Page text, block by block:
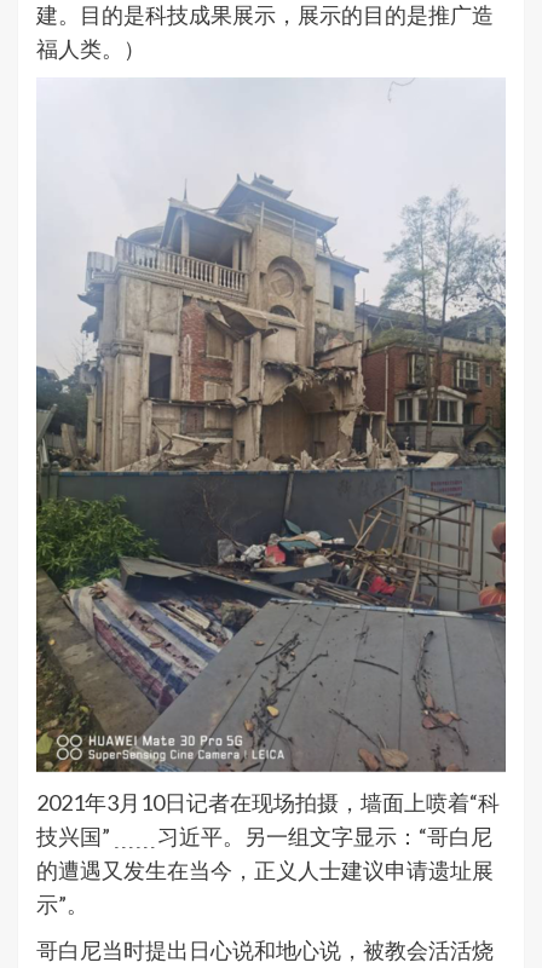
建。目的是科技成果展示，展示的目的是推广造
福人类。）
2021年3月10日记者在现场拍摄，墙面上喷着“科
技兴国” ﹍﹍习近平。另一组文字显示：“哥白尼
的遭遇又发生在当今，正义人士建议申请遗址展
示”。
哥白尼当时提出日心说和地心说，被教会活活烧